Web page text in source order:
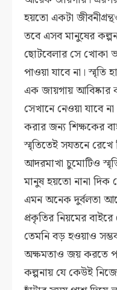
হয়তো একটা
তবে এসব মানুষের
ছোটবেলার সে খোকা
পাওয়া যাবে না।
এক জায়গায় আবিষ্কার
সেখানে নেওয়া যাবে
করার জন্য শিক্ষকের
স্মৃতিতেই সযতনে রেখে
আদরমাখা চুমোটিও
মানুষ হয়তো নানা দিক
এমন অনেক দুর্বলতা
প্রকৃতির নিয়মের
তেমনি বড় হওয়াও
অক্ষমতাও জয় করতে
কল্পনায় যে কেউই